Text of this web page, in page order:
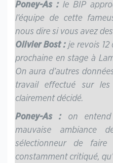
Poney-As :le BIP
l’équipe de cette
nous dire si vous avez
Olivier Bost :je revois 12
prochaine en stage à
On aura d’autres
travail effectué sur
clairement décidé.
Poney-As :on entend
mauvaise ambiance
sélectionneur de
constamment critiqué,